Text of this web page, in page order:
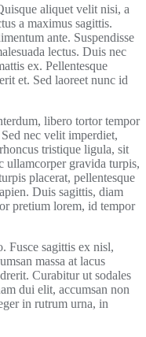
aliquet velit nisi, a
a maximus sagittis.
ante. Suspendisse
lectus. Duis nec
ex. Pellentesque
et. Sed laoreet nunc id
libero tortor tempor
nec velit imperdiet,
tristique ligula, sit
ullamcorper gravida turpis,
placerat, pellentesque
Duis sagittis, diam
pretium lorem, id tempor
Fusce sagittis ex nisl,
massa at lacus
Curabitur ut sodales
dui elit, accumsan non
in rutrum urna, in